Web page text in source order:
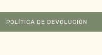
POLÍTICA DE DEVOLUCIÓN